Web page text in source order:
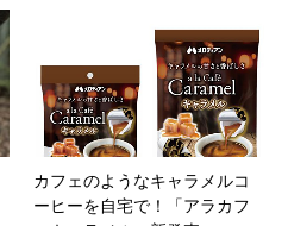
カフェのようなキャラメルコ
ーヒーを自宅で！「アラカフ